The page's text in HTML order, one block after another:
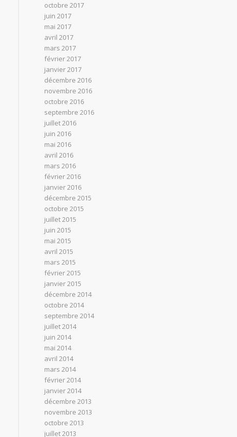
octobre 2017
juin 2017
mai 2017
avril 2017
mars 2017
février 2017
janvier 2017
décembre 2016
novembre 2016
octobre 2016
septembre 2016
juillet 2016
juin 2016
mai 2016
avril 2016
mars 2016
février 2016
janvier 2016
décembre 2015
octobre 2015
juillet 2015
juin 2015
mai 2015
avril 2015
mars 2015
février 2015
janvier 2015
décembre 2014
octobre 2014
septembre 2014
juillet 2014
juin 2014
mai 2014
avril 2014
mars 2014
février 2014
janvier 2014
décembre 2013
novembre 2013
octobre 2013
juillet 2013